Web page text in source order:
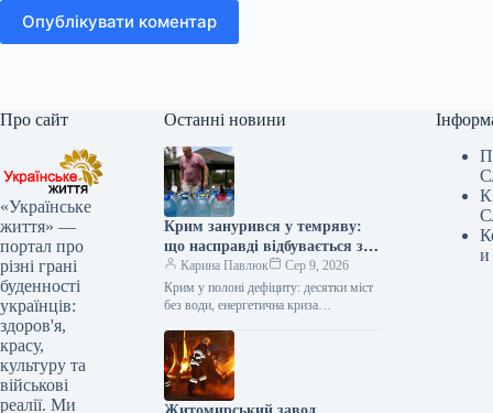
Опублікувати коментар
Про сайт
«Українське
життя» —
портал про
різні грані
буденності
українців:
здоров'я,
красу,
культуру та
військові
реалії. Ми
Останні новини
Крим занурився у темряву:
що насправді відбувається з
енерго- та водопостачанням
півострова
Карина Павлюк
Сер 9, 2026
Крим у полоні дефіциту: десятки міст
без води, енергетична криза
стикається з серйозними проблемами:
водопостачання припинено у…
и